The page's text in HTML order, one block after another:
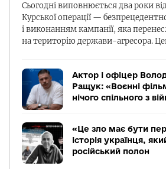
Сьогодні виповнюється два роки
Курської операції —
і виконанням кампанії, яка
на територію держави-агресора.
Актор і офіцер
Ращук: «Воєнні
нічого спільного з
«Це зло має бути
історія українця,
російський полон